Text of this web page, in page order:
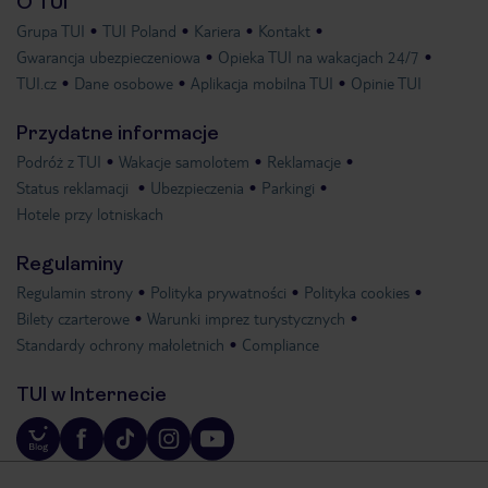
Grupa TUI TUI Poland Kariera
Kontakt
Gwarancja ubezpieczeniowa
Opieka TUI na wakacjach 24/7
TUI.cz
Dane osobowe Aplikacja mobilna TUI Opinie TUI
Przydatne informacje
Podróż z TUI Wakacje samolotem
Reklamacje
Status reklamacji
Ubezpieczenia
Parkingi
Hotele przy lotniskach
Regulaminy
Regulamin strony Polityka prywatności
Polityka cookies
Bilety czarterowe
Warunki imprez turystycznych
Standardy ochrony małoletnich
Compliance
TUI w Internecie